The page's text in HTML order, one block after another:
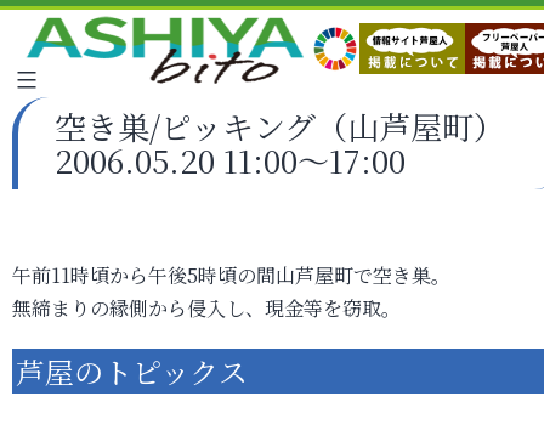
空き巣/ピッキング（山芦屋町）
2006.05.20 11:00～17:00
午前11時頃から午後5時頃の間山芦屋町で空き巣。
無締まりの縁側から侵入し、現金等を窃取。
芦屋のトピックス